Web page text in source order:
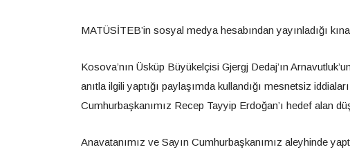
MATÜSİTEB’in sosyal medya hesabından yayınladığı
Kosova’nın Üsküp Büyükelçisi Gjergj Dedaj’ın
anıtla ilgili yaptığı paylaşımda kullandığı mesnetsiz
Cumhurbaşkanımız Recep Tayyip Erdoğan’ı hedef alan
Anavatanımız ve Sayın Cumhurbaşkanımız aleyhinde